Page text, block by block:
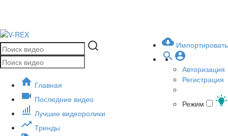
Импортировать
Авторизация
Регистрация
Режим
Главная
Последние видео
Лучшие видеоролики
Тренды